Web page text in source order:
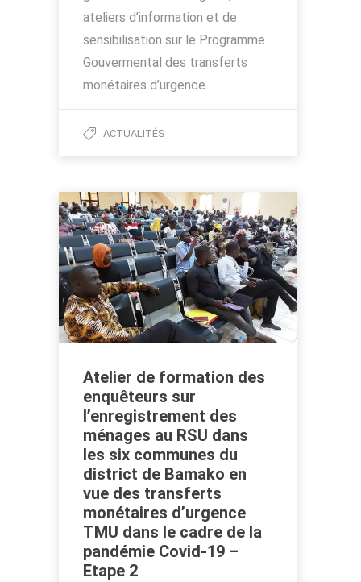
ateliers d’information et de
sensibilisation sur le Programme
Gouvermental des transferts
monétaires d’urgence…
ACTUALITÉS
Atelier de formation des
enquêteurs sur
l’enregistrement des
ménages au RSU dans
les six communes du
district de Bamako en
vue des transferts
monétaires d’urgence
TMU dans le cadre de la
pandémie Covid-19 –
Etape 2